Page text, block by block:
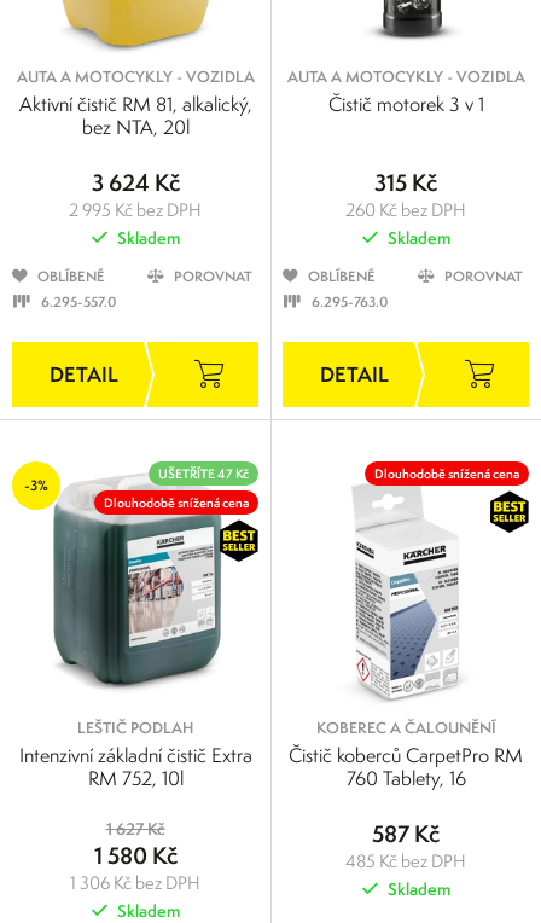
AUTA A MOTOCYKLY - VOZIDLA
Aktivní čistič RM 81, alkalický,
bez NTA, 20l
3 624 Kč
2 995 Kč bez DPH
Skladem
OBLÍBENÉ
POROVNAT
6.295-557.0
AUTA A MOTOCYKLY - VOZIDLA
Čistič motorek 3 v 1
315 Kč
260 Kč bez DPH
Skladem
OBLÍBENÉ
POROVNAT
6.295-763.0
-3%
UŠETŘÍTE 47 Kč
Dlouhodobě snížená cena
LEŠTIČ PODLAH
Intenzivní základní čistič Extra
RM 752, 10l
1 627 Kč
1 580 Kč
1 306 Kč bez DPH
Skladem
Dlouhodobě snížená cena
KOBEREC A ČALOUNĚNÍ
Čistič koberců CarpetPro RM
760 Tablety, 16
587 Kč
485 Kč bez DPH
Skladem